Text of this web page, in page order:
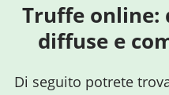
Truffe online:
diffuse e
Di seguito potrete